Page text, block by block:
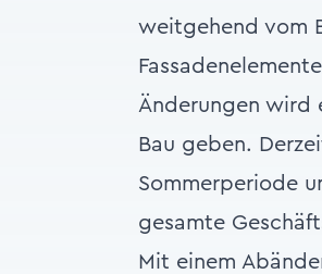
weitgehend vom
Änderungen wird
Bau geben.
Sommerperiode
gesamte
Mit einem